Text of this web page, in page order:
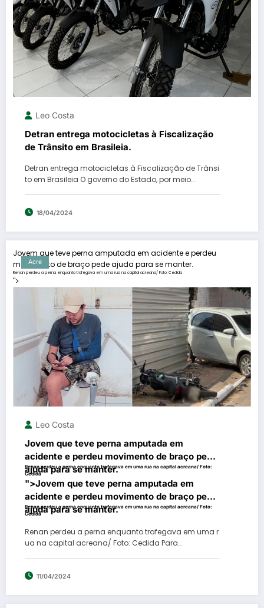
Leo Costa
Detran entrega motocicletas à Fiscalização
de Trânsito em Brasileia.
Detran entrega motocicletas à Fiscalização de Trânsi
to em Brasileia O governo do Estado, por meio…
18/04/2024
Jovem que teve perna amputada em acidente e perdeu
movimento de braço pede ajuda para se manter.
Renan perdeu a perna enquanto trafegava em uma rua na capital acreana/ Foto: Cedida
">
Acre
Leo Costa
Jovem que teve perna amputada em
acidente e perdeu movimento de braço pede
ajuda para se manter.
Renan perdeu a perna enquanto trafegava em uma rua na capital acreana/ Foto:
Cedida
">Jovem que teve perna amputada em
acidente e perdeu movimento de braço pede
ajuda para se manter.
Renan perdeu a perna enquanto trafegava em uma rua na capital acreana/ Foto:
Cedida
Renan perdeu a perna enquanto trafegava em uma r
ua na capital acreana/ Foto: Cedida Para…
11/04/2024